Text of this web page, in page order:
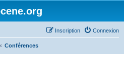
Connexion
Inscription
Conférences